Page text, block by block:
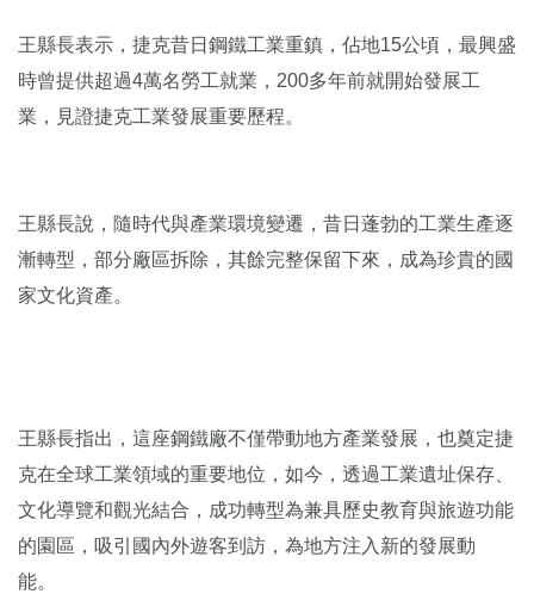
王縣長表示，捷克昔日鋼鐵工業重鎮，佔地15公頃，最興盛
時曾提供超過4萬名勞工就業，200多年前就開始發展工
業，見證捷克工業發展重要歷程。
王縣長說，隨時代與產業環境變遷，昔日蓬勃的工業生產逐
漸轉型，部分廠區拆除，其餘完整保留下來，成為珍貴的國
家文化資產。
王縣長指出，這座鋼鐵廠不僅帶動地方產業發展，也奠定捷
克在全球工業領域的重要地位，如今，透過工業遺址保存、
文化導覽和觀光結合，成功轉型為兼具歷史教育與旅遊功能
的園區，吸引國內外遊客到訪，為地方注入新的發展動
能。